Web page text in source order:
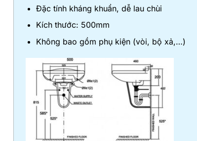
Đặc tính kháng khuẩn, dễ lau chùi
Kích thước: 500mm
Không bao gồm phụ kiện (vòi, bộ xả,…)